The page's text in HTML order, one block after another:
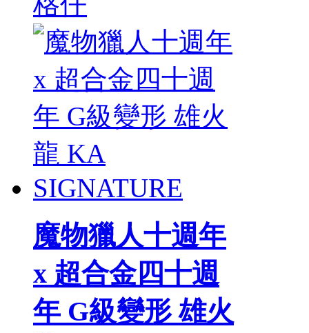
魔物獵人十週年
x 超合金四十週
年 G級變形 雄火